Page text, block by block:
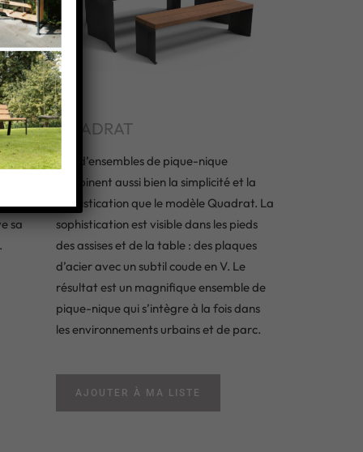
et
sa
QUADRAT
Peu d’ensembles de pique-nique
combinent aussi bien la simplicité et la
sophistication que le modèle Quadrat. La
sophistication est visible dans les pieds
des assises et de la table : des plaques
d’acier avec un subtil coude en V. Le
résultat est un magnifique ensemble de
pique-nique qui s’intègre à la fois dans
les environnements urbains et de parc.
AJOUTER À MA LISTE